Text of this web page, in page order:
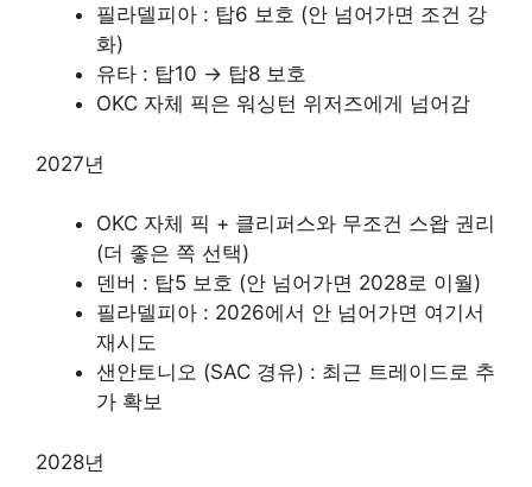
필라델피아 : 탑6 보호 (안 넘어가면 조건 강
화)
유타 : 탑10 → 탑8 보호
OKC 자체 픽은 워싱턴 위저즈에게 넘어감
2027년
OKC 자체 픽 + 클리퍼스와 무조건 스왑 권리
(더 좋은 쪽 선택)
덴버 : 탑5 보호 (안 넘어가면 2028로 이월)
필라델피아 : 2026에서 안 넘어가면 여기서
재시도
샌안토니오 (SAC 경유) : 최근 트레이드로 추
가 확보
2028년